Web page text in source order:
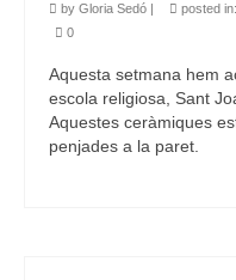
by Gloria Sedó | posted in:
0
Aquesta setmana hem
escola religiosa, Sant
Aquestes ceràmiques
penjades a la paret.